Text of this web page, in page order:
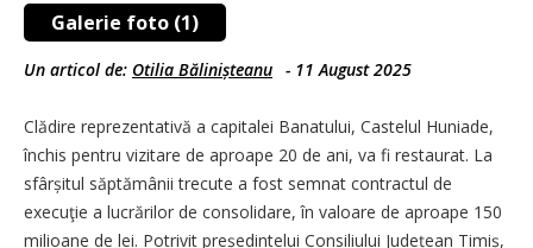
Galerie foto (1)
Un articol de: Otilia Bălinișteanu - 11 August 2025
Clădire reprezentativă a capitalei Banatului, Castelul Huniade,
închis pentru vizitare de aproape 20 de ani, va fi restaurat. La
sfârșitul săptămânii trecute a fost semnat contractul de
execuţie a lucrărilor de consolidare, în valoare de aproape 150
milioane de lei. Potrivit președintelui Consiliului Județean Timiș,